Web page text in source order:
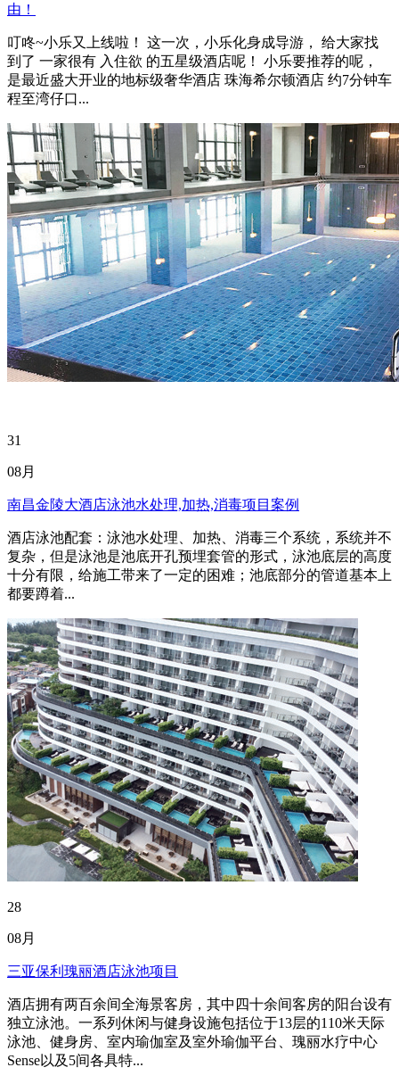
由！
叮咚~小乐又上线啦！ 这一次，小乐化身成导游， 给大家找
到了 一家很有 入住欲 的五星级酒店呢！ 小乐要推荐的呢，
是最近盛大开业的地标级奢华酒店 珠海希尔顿酒店 约7分钟车
程至湾仔口...
31
08月
南昌金陵大酒店泳池水处理,加热,消毒项目案例
酒店泳池配套：泳池水处理、加热、消毒三个系统，系统并不
复杂，但是泳池是池底开孔预埋套管的形式，泳池底层的高度
十分有限，给施工带来了一定的困难；池底部分的管道基本上
都要蹲着...
28
08月
三亚保利瑰丽酒店泳池项目
酒店拥有两百余间全海景客房，其中四十余间客房的阳台设有
独立泳池。一系列休闲与健身设施包括位于13层的110米天际
泳池、健身房、室内瑜伽室及室外瑜伽平台、瑰丽水疗中心
Sense以及5间各具特...